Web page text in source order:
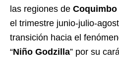
las regiones de Coquimbo
el trimestre junio-julio-
transición hacia el
“Niño Godzilla” por su